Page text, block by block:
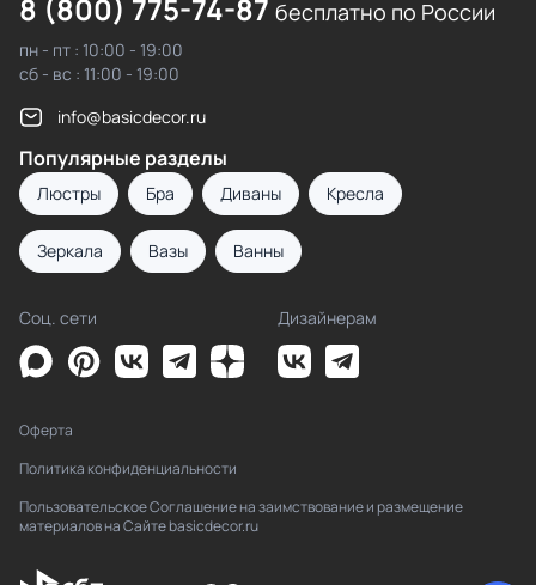
8 (800) 775-74-87 бесплатно по России
пн - пт : 10:00 - 19:00
сб - вс : 11:00 - 19:00
info@basicdecor.ru
Популярные разделы
Люстры Бра Диваны Кресла
Зеркала Вазы Ванны
Соц. сети Дизайнерам
Оферта
Политика конфиденциальности
Пользовательское Соглашение на заимствование и размещение
материалов на Сайте basicdecor.ru